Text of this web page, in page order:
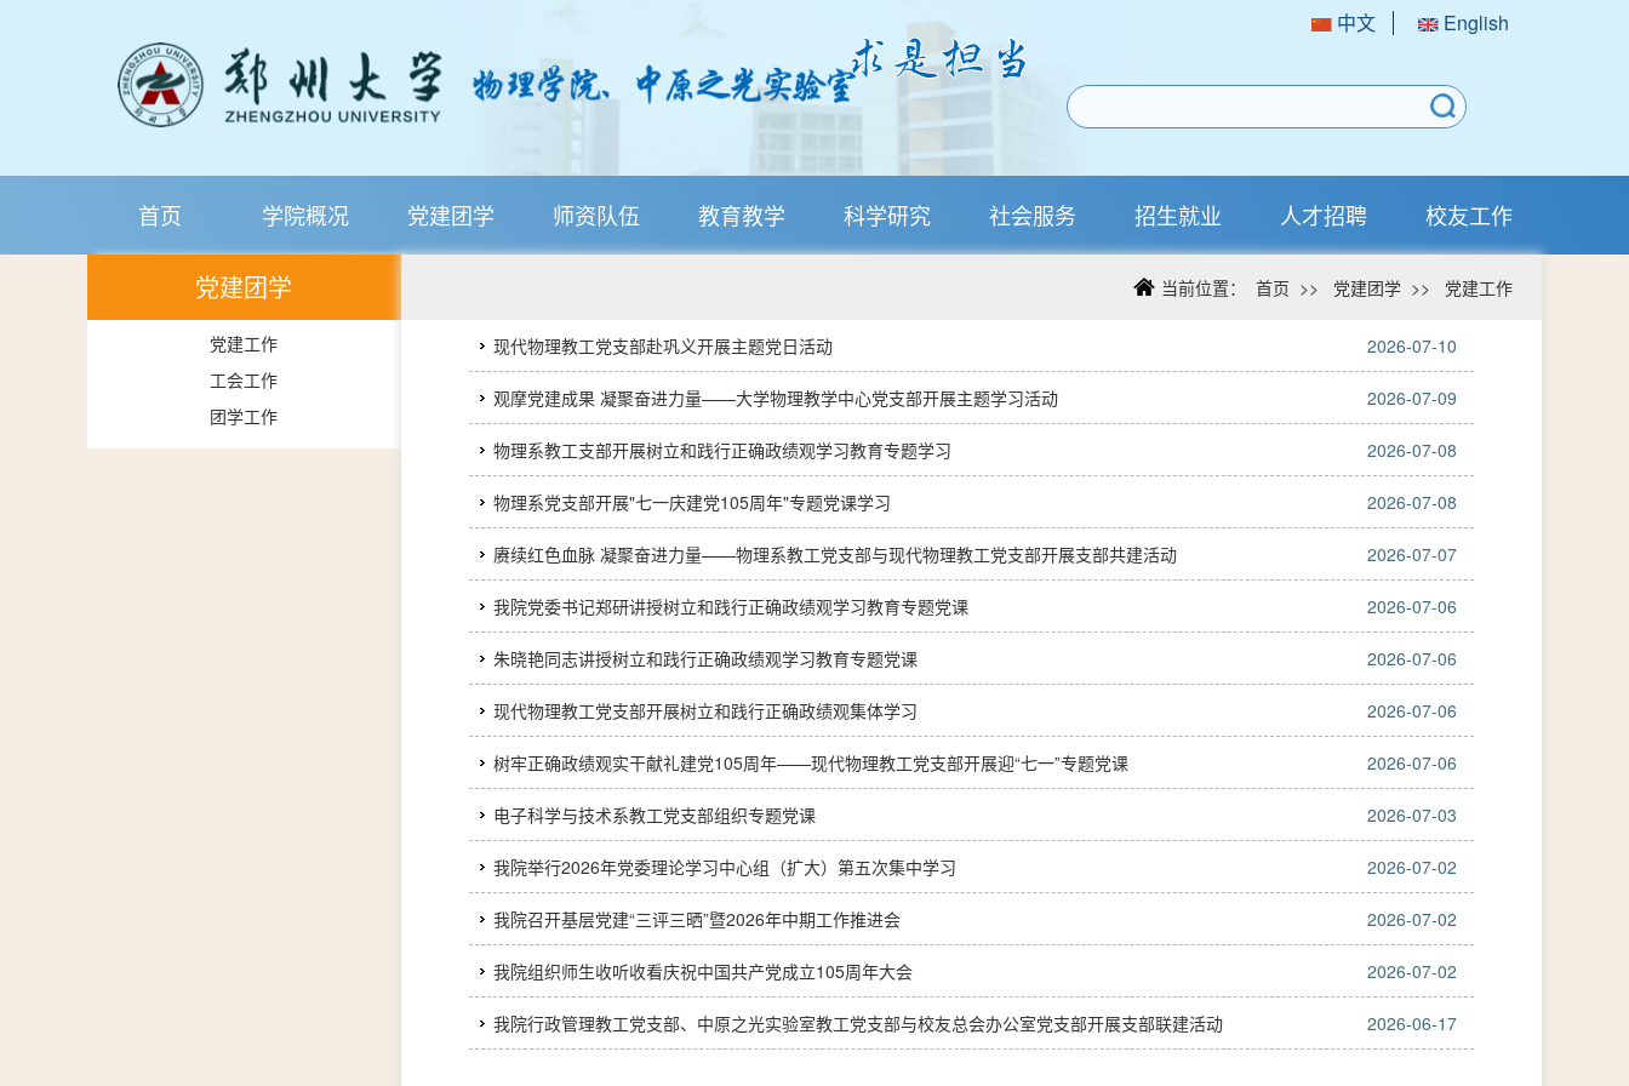
中文 English
首页 学院概况 党建团学 师资队伍 教育教学 科学研究 社会服务 招生就业 人才招聘 校友工作
党建团学
党建工作
工会工作
团学工作
当前位置： 首页 >> 党建团学 >> 党建工作
现代物理教工党支部赴巩义开展主题党日活动 2026-07-10
观摩党建成果 凝聚奋进力量——大学物理教学中心党支部开展主题学习活动 2026-07-09
物理系教工支部开展树立和践行正确政绩观学习教育专题学习 2026-07-08
物理系党支部开展"七一庆建党105周年"专题党课学习 2026-07-08
赓续红色血脉 凝聚奋进力量——物理系教工党支部与现代物理教工党支部开展支部共建活动 2026-07-07
我院党委书记郑研讲授树立和践行正确政绩观学习教育专题党课 2026-07-06
朱晓艳同志讲授树立和践行正确政绩观学习教育专题党课 2026-07-06
现代物理教工党支部开展树立和践行正确政绩观集体学习 2026-07-06
树牢正确政绩观实干献礼建党105周年——现代物理教工党支部开展迎“七一”专题党课 2026-07-06
电子科学与技术系教工党支部组织专题党课 2026-07-03
我院举行2026年党委理论学习中心组（扩大）第五次集中学习 2026-07-02
我院召开基层党建“三评三晒”暨2026年中期工作推进会 2026-07-02
我院组织师生收听收看庆祝中国共产党成立105周年大会 2026-07-02
我院行政管理教工党支部、中原之光实验室教工党支部与校友总会办公室党支部开展支部联建活动 2026-06-17